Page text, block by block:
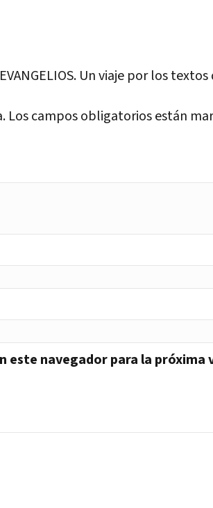
Un viaje por los
Los campos obligatorios están
navegador para la próxima